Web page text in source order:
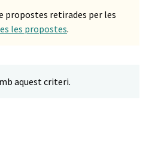
propostes retirades per les
les propostes.
aquest criteri.